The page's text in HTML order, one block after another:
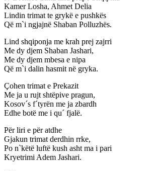
Kamer Losha, Ahmet Delia
Lindin trimat te grykë e pushkës
Që m`i ngjajnë Shaban Polluzhës.
Lind shqiponja me krah prej zajrri
Me dy djem Shaban Jashari,
Me dy djem mbesa e nipa
Që m`i dalin hasmit në gryka.
Çohen trimat e Prekazit
Me ja u rujt shtëpive pragun,
Kosov´s f´tyrën me ja zbardh
Edhe botë me i qu´ fjalë.
Për liri e për atdhe
Gjakun trimat derdhin rrke,
Po n`këtë luftë kush asht ma i pari
Kryetrimi Adem Jashari.